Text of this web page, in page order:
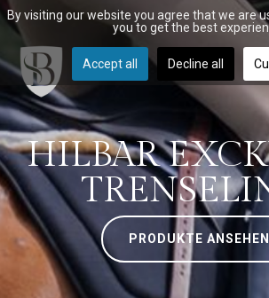
HILBAR
PRODUKTE ANSEHEN
By visiting our website you agree that we are
you to get the best
Accept all Decline all